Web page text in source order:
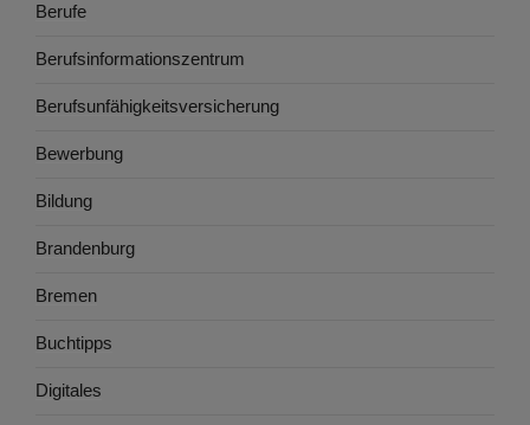
Berufe
Berufsinformationszentrum
Berufsunfähigkeitsversicherung
Bewerbung
Bildung
Brandenburg
Bremen
Buchtipps
Digitales